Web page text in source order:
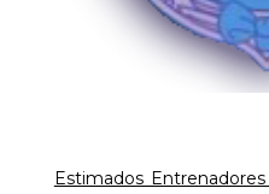
Estimados